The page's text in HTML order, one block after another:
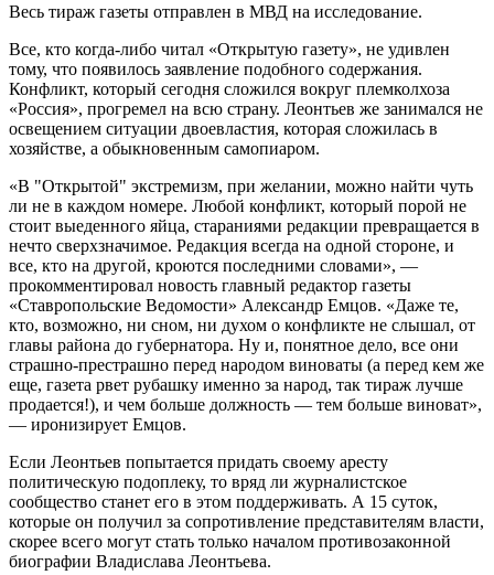
Весь тираж газеты отправлен в МВД на исследование.
Все, кто когда-либо читал «Открытую газету», не удивлен
тому, что появилось заявление подобного содержания.
Конфликт, который сегодня сложился вокруг племколхоза
«Россия», прогремел на всю страну. Леонтьев же занимался не
освещением ситуации двоевластия, которая сложилась в
хозяйстве, а обыкновенным самопиаром.
«В "Открытой" экстремизм, при желании, можно найти чуть
ли не в каждом номере. Любой конфликт, который порой не
стоит выеденного яйца, стараниями редакции превращается в
нечто сверхзначимое. Редакция всегда на одной стороне, и
все, кто на другой, кроются последними словами», —
прокомментировал новость главный редактор газеты
«Ставропольские Ведомости» Александр Емцов. «Даже те,
кто, возможно, ни сном, ни духом о конфликте не слышал, от
главы района до губернатора. Ну и, понятное дело, все они
страшно-престрашно перед народом виноваты (а перед кем же
еще, газета рвет рубашку именно за народ, так тираж лучше
продается!), и чем больше должность — тем больше виноват»,
— иронизирует Емцов.
Если Леонтьев попытается придать своему аресту
политическую подоплеку, то вряд ли журналистское
сообщество станет его в этом поддерживать. А 15 суток,
которые он получил за сопротивление представителям власти,
скорее всего могут стать только началом противозаконной
биографии Владислава Леонтьева.